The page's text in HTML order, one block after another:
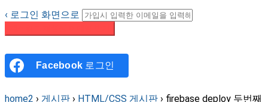
‹ 로그인 화면으로
Facebook 로그인
home2 › 게시판 › HTML/CSS 게시판 › firebase deploy 두번째